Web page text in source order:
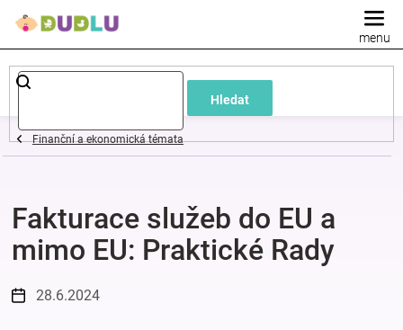
Hledat
Dětské
a
oblečení
Pokojíček
a
Finanční a ekonomická témata
Fakturace služeb do EU a
mimo EU: Praktické Rady
28.6.2024